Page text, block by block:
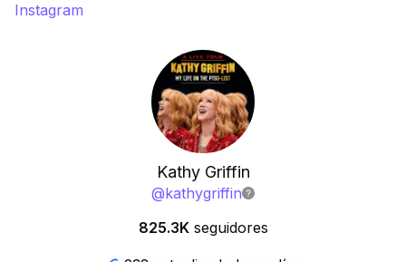
Instagram
Kathy Griffin
@kathygriffin
825.3K seguidores